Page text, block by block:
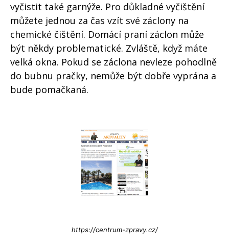
vyčistit také garnýže. Pro důkladné vyčištění
můžete jednou za čas vzít své záclony na
chemické čištění. Domácí praní záclon může
být někdy problematické. Zvláště, když máte
velká okna. Pokud se záclona nevleze pohodlně
do bubnu pračky, nemůže být dobře vyprána a
bude pomačkaná.
https://centrum-zpravy.cz/